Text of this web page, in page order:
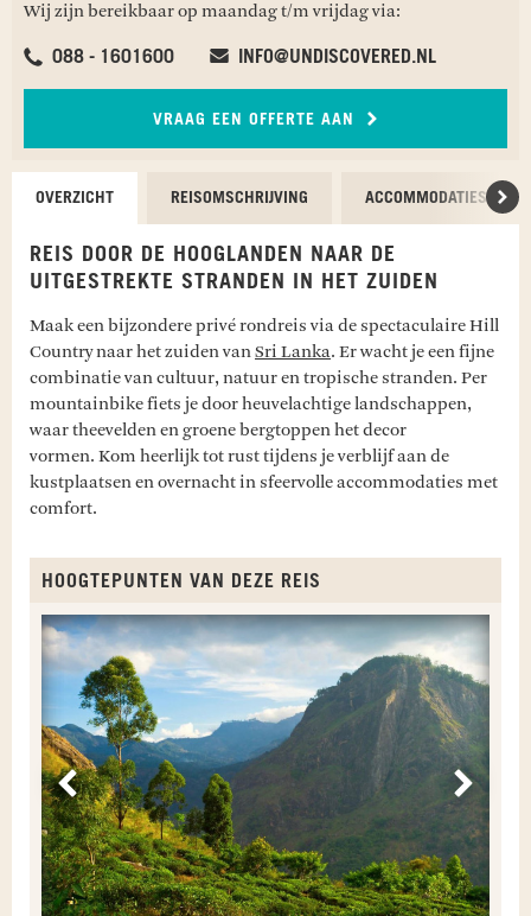
Wij zijn bereikbaar op maandag t/m vrijdag via:
088 - 1601600 INFO@UNDISCOVERED.NL
VRAAG EEN OFFERTE AAN
OVERZICHT REISOMSCHRIJVING ACCOMMODATIES
REIS DOOR DE HOOGLANDEN NAAR DE
UITGESTREKTE STRANDEN IN HET ZUIDEN
Maak een bijzondere privé rondreis via de spectaculaire Hill
Country naar het zuiden vanSri Lanka. Er wacht je een fijne
combinatie van cultuur, natuur en tropische stranden. Per
mountainbike fiets je door heuvelachtige landschappen,
waar theevelden en groene bergtoppen het decor
vormen. Kom heerlijk tot rust tijdens je verblijf aan de
kustplaatsen en overnacht in sfeervolle accommodaties met
comfort.
HOOGTEPUNTEN VAN DEZE REIS
Vorige